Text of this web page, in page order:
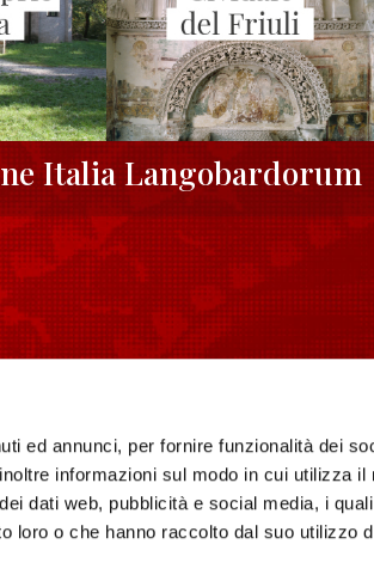
ed annunci, per fornire funzionalità dei
informazioni sul modo in cui utilizza il
dati web, pubblicità e social media, i
loro o che hanno raccolto dal suo utilizzo
Italia Langobardorum
Storia dei longobardi
Attività per scuole
Area download